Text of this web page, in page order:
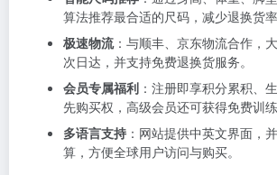
算法推荐最合适的尺码，减少退换货率
极速物流：与顺丰、京东物流合作，
次日达，并支持免费退换货服务。
会员专属福利 ：注册即享积分累积、
先购买权，高级会员还可获得免费训练
多语言支持 ：网站提供中英文界面，
算，方便全球用户访问与购买。